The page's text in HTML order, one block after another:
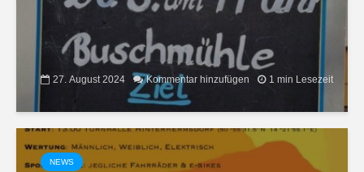
27. August 2024 Kommentar hinzufügen 1 min Lesezeit
NEWS